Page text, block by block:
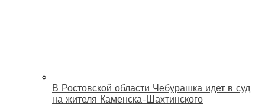
В Ростовской области Чебурашка идет в суд
на жителя Каменска-Шахтинского